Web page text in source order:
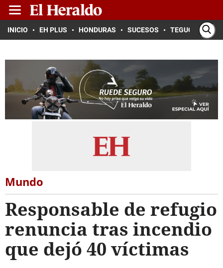
INICIO EH PLUS HONDURAS SUCESOS TEGUCIGALPA
Mundo
Responsable de refugio
renuncia tras incendio
que dejó 40 víctimas